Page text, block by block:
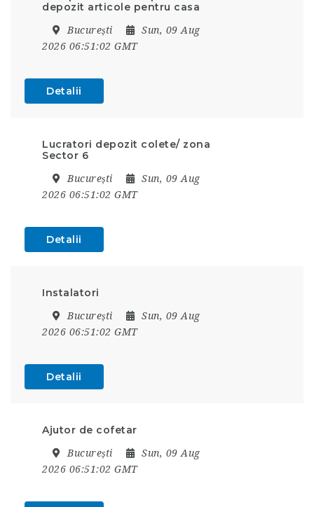
depozit articole pentru casa
București
Sun, 09 Aug
2026 06:51:02 GMT
Detalii
Lucratori depozit colete/ zona
Sector 6
București
Sun, 09 Aug
2026 06:51:02 GMT
Detalii
Instalatori
București
Sun, 09 Aug
2026 06:51:02 GMT
Detalii
Ajutor de cofetar
București
Sun, 09 Aug
2026 06:51:02 GMT